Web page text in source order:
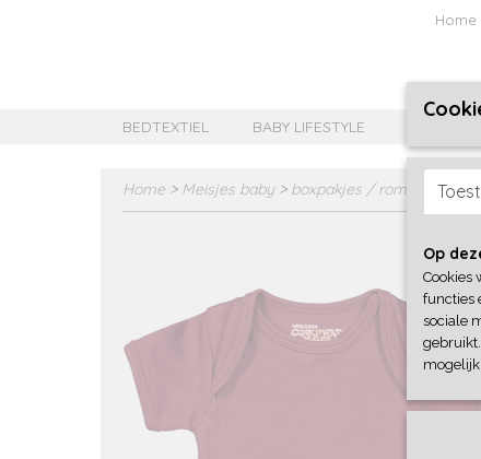
Home
BEDTEXTIEL BABY LIFESTYLE
Home > Meisjes baby> boxpakjes / rompers >
Op
Cookies
functies
sociale